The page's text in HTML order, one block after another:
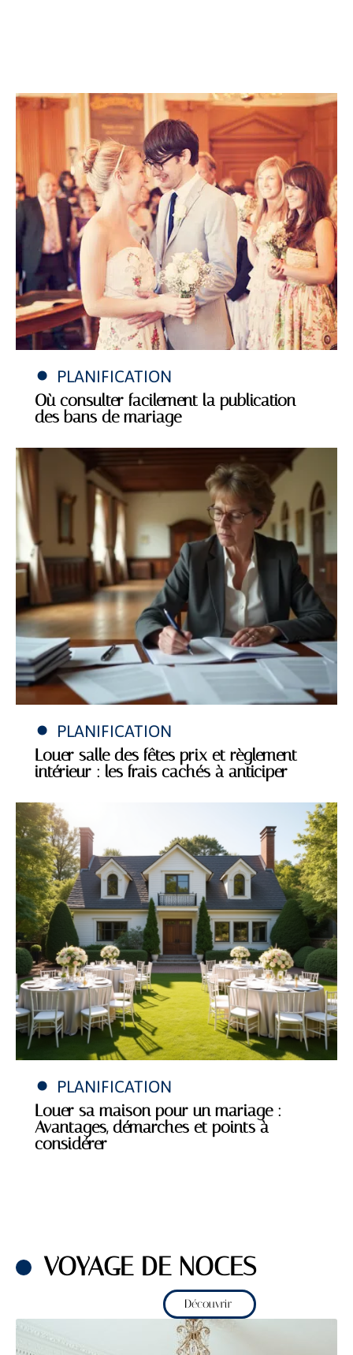
PLANIFICATION
Où consulter facilement la publication
des bans de mariage
PLANIFICATION
Louer salle des fêtes prix et règlement
intérieur : les frais cachés à anticiper
PLANIFICATION
Louer sa maison pour un mariage :
Avantages, démarches et points à
considérer
VOYAGE DE NOCES
Découvrir